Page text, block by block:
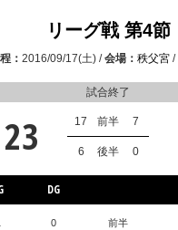
リーグ戦 第4節
2016/09/17(土) 秩父宮
試合終了
23 前半
17 7
後半
6 0
DG
0 前半